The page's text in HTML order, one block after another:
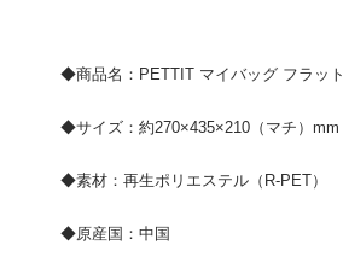
◆商品名：PETTIT マイバッグ フラット
◆サイズ：約270×435×210（マチ）mm
◆素材：再生ポリエステル（R-PET）
◆原産国：中国